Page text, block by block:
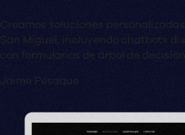
Creamos soluciones
San Miguel, incluyendo chatbots
con formularios de árbol de
Jaime Pesaque